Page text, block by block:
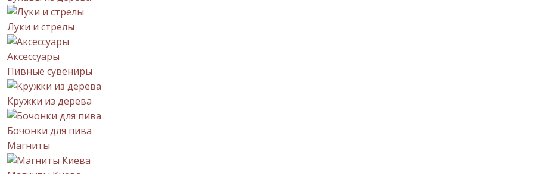
Луки и стрелы
Аксессуары
Пивные сувениры
Кружки из дерева
Бочонки для пива
Магниты